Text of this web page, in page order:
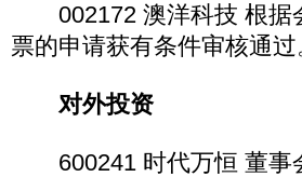
002172 澳洋科技 根据
票的申请获有条件审核通过
对外投资
600241 时代万恒 董事